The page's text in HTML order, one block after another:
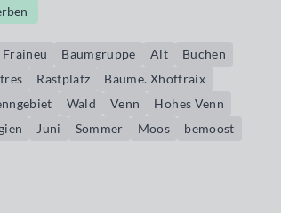
Fraineu Baumgruppe Alt
Buchen
Rastplatz
Bäume. Xhoffraix
Wald Venn
Hohes Venn
Juni Sommer Moos bemoost